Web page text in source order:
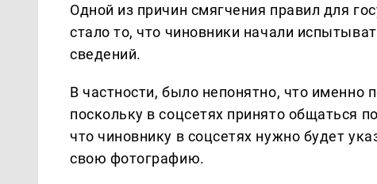
Одной из причин смягчения правил для
стало то, что чиновники начали
сведений.
В частности, было непонятно, что именно
поскольку в соцсетях принято общаться
что чиновнику в соцсетях нужно будет
свою фотографию.